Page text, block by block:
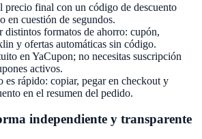
precio final con un código de descuento
en cuestión de segundos.
distintos formatos de ahorro: cupón,
y ofertas automáticas sin código.
en YaCupon; no necesitas suscripción
activos.
es rápido: copiar, pegar en checkout y
en el resumen del pedido.
independiente y transparente